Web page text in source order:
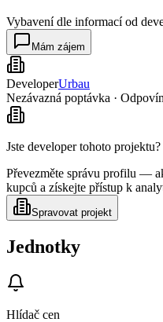
Vybavení dle informací od
Mám zájem
DeveloperUrbau
Nezávazná poptávka ·
Jste developer tohoto projektu?
Převezměte správu profilu —
kupců a získejte přístup k
Spravovat projekt
Jednotky
Hlídač cen